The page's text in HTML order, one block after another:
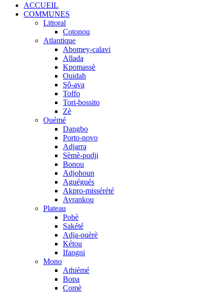
ACCUEIL
COMMUNES
Littoral
Cotonou
Atlantique
Abomey-calavi
Allada
Kpomassè
Ouidah
Sô-ava
Toffo
Tori-bossito
Zè
Ouémé
Dangbo
Porto-novo
Adjarra
Sèmè-podji
Bonou
Adjohoun
Aguégués
Akpro-missérété
Avrankou
Plateau
Pobè
Sakété
Adja-ouèrè
Kétou
Ifangni
Mono
Athiémé
Bopa
Comè